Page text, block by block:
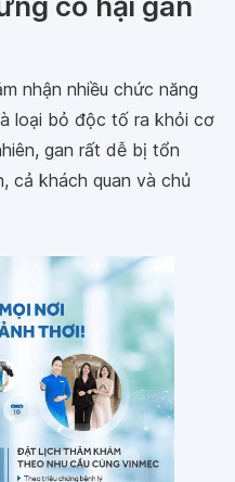
nhận nhiều chức năng
loại bỏ độc tố ra khỏi cơ
gan rất dễ bị tổn
cả khách quan và chủ